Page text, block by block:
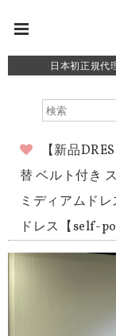
日本初正規代
【新品
替 ベルト付き
ミディアムド
ドレス【self-